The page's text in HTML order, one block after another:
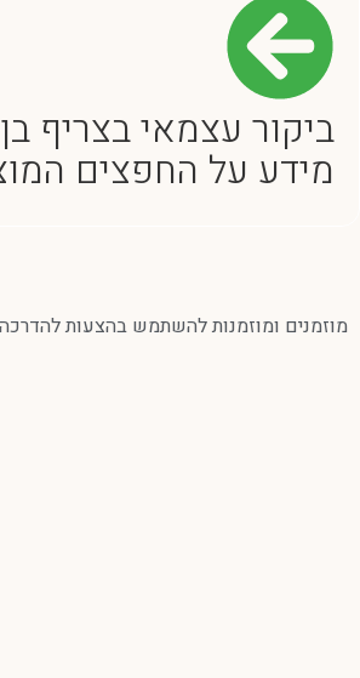
ביקור עצמאי בצריף
מידע על החפצים
מוזמנים ומוזמנות להשתמש בהצעות